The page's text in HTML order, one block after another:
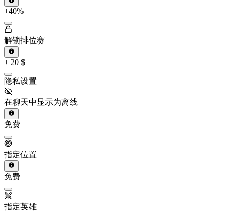
+40%
解锁排位赛
+ 20 $
隐私设置
在聊天中显示为离线
免费
指定位置
免费
指定英雄